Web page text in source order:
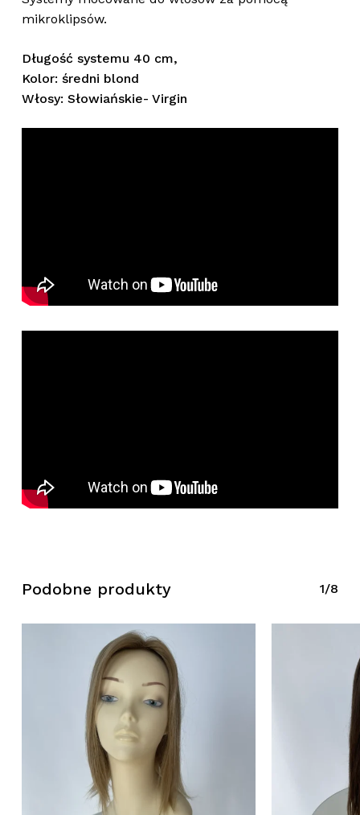
Brak produktów w koszyku.
mikroklipsów.
Długość systemu 40 cm,
Kolor: średni blond
Włosy: Słowiańskie- Virgin
Podobne produkty 1/8